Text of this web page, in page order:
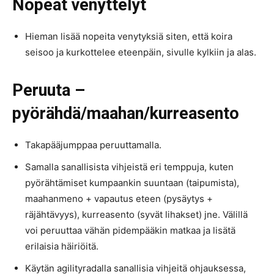
Nopeat venyttelyt
Hieman lisää nopeita venytyksiä siten, että koira
seisoo ja kurkottelee eteenpäin, sivulle kylkiin ja alas.
Peruuta –
pyörähdä/maahan/kurreasento
Takapääjumppaa peruuttamalla.
Samalla sanallisista vihjeistä eri temppuja, kuten
pyörähtämiset kumpaankin suuntaan (taipumista),
maahanmeno + vapautus eteen (pysäytys +
räjähtävyys), kurreasento (syvät lihakset) jne. Välillä
voi peruuttaa vähän pidempääkin matkaa ja lisätä
erilaisia häiriöitä.
Käytän agilityradalla sanallisia vihjeitä ohjauksessa,